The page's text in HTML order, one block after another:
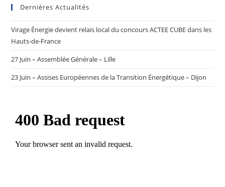
Dernières Actualités
Virage Énergie devient relais local du concours ACTEE CUBE dans les
Hauts-de-France
27 Juin – Assemblée Générale – Lille
23 Juin – Assises Européennes de la Transition Énergétique – Dijon